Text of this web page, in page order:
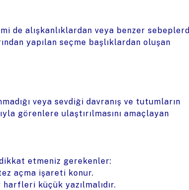
de alışkanlıklardan veya benzer
yapılan seçme başlıklardan oluşan
veya sevdiği davranış ve tutumların
görenlere ulaştırılmasını amaçlayan
etmeniz gerekenler:
açma işareti konur.
küçük yazılmalıdır.